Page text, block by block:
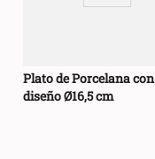
Plato de Porcelana con
diseño Ø16,5 cm